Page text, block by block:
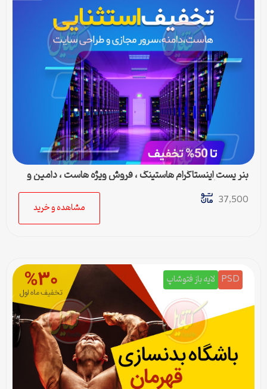
بنر پست اینستاگرام هاستینگ ، فروش ویژه هاست ، دامین و
سرور مجازی
37,500
مشاهده و خرید
PSD لایه باز فتوشاپ